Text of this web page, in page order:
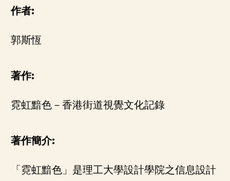
作者:
郭斯恆
著作:
霓虹黯色－香港街道視覺文化記錄
著作簡介:
「霓虹黯色」是理工大學設計學院之信息設計